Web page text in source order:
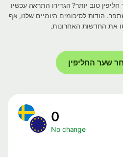
טוב יותר? הגדירו התראה עכשיו
הודות לסיכומים היומיים שלנו, אף
החדשות האחרונות.
שער החליפין
No change